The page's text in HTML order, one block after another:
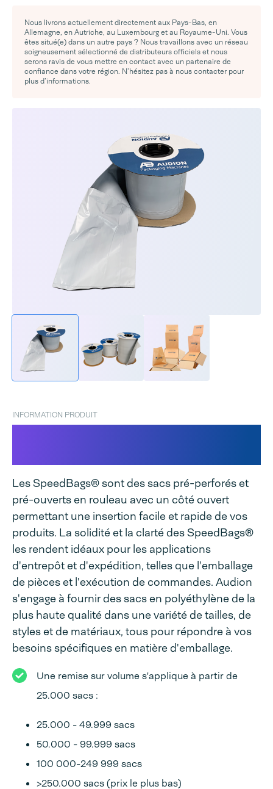
Nous livrons actuellement directement aux Pays-Bas, en
Allemagne, en Autriche, au Luxembourg et au Royaume-Uni. Vous
êtes situé(e) dans un autre pays ? Nous travaillons avec un réseau
soigneusement sélectionné de distributeurs officiels et nous
serons ravis de vous mettre en contact avec un partenaire de
confiance dans votre région. N’hésitez pas à nous contacter pour
plus d’informations.
INFORMATION PRODUIT
Les SpeedBags® sont des sacs pré-perforés et
pré-ouverts en rouleau avec un côté ouvert
permettant une insertion facile et rapide de vos
produits. La solidité et la clarté des SpeedBags®
les rendent idéaux pour les applications
d'entrepôt et d'expédition, telles que l'emballage
de pièces et l'exécution de commandes. Audion
s'engage à fournir des sacs en polyéthylène de la
plus haute qualité dans une variété de tailles, de
styles et de matériaux, tous pour répondre à vos
besoins spécifiques en matière d'emballage.
Une remise sur volume s'applique à partir de
25.000 sacs :
25.000 - 49.999 sacs
50.000 - 99.999 sacs
100 000-249 999 sacs
>250.000 sacs (prix le plus bas)